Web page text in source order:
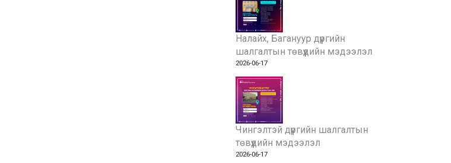
Налайх, Багануур дүүргийн
шалгалтын төвүүдийн мэдээлэл
2026-06-17
Чингэлтэй дүүргийн шалгалтын
төвүүдийн мэдээлэл
2026-06-17